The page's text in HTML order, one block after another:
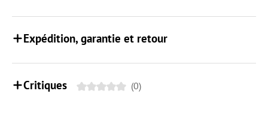
Expédition, garantie et retour
Critiques (0)